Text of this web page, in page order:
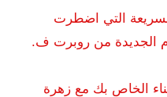
التي اضطرت
الجديدة من روبرت ف.
الخاص بك مع زهرة